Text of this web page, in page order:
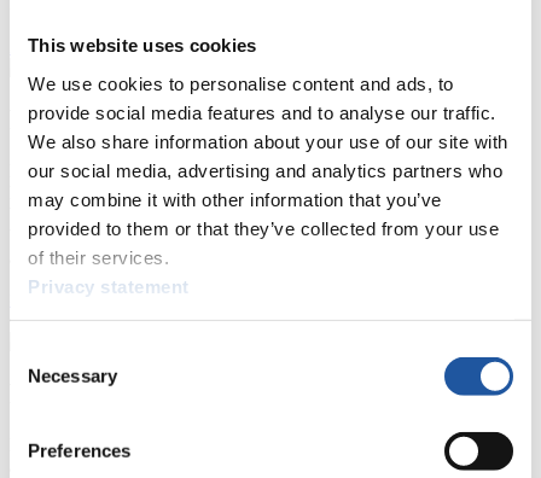
This website uses cookies
We use cookies to personalise content and ads, to
provide social media features and to analyse our traffic.
We also share information about your use of our site with
our social media, advertising and analytics partners who
may combine it with other information that you’ve
provided to them or that they’ve collected from your use
of their services.
Privacy statement
Selection
Necessary
Preferences
Zielgruppen Anzeigen
Für Presse- und Medienvertreter
Hier finden Sie Informationen für Presse- und Medienvertreter. Sie
haben Zugriff auf Athletenbiographien und Informationen zu
Wettkämpfen. Außerdem können Sie Ihre Medienakkreditierung
beantragen, die Grundregeln des Rennrodelsports einsehen und
allgemeine Neuigkeiten einholen.
>> Weiter
Für Nationale Verbände
Hier können Sie sich über allgemeine Neuigkeiten informieren, das
aktuelle Regelwerk sowie Richtlinien zu Wettkämpfen, Anti-Doping